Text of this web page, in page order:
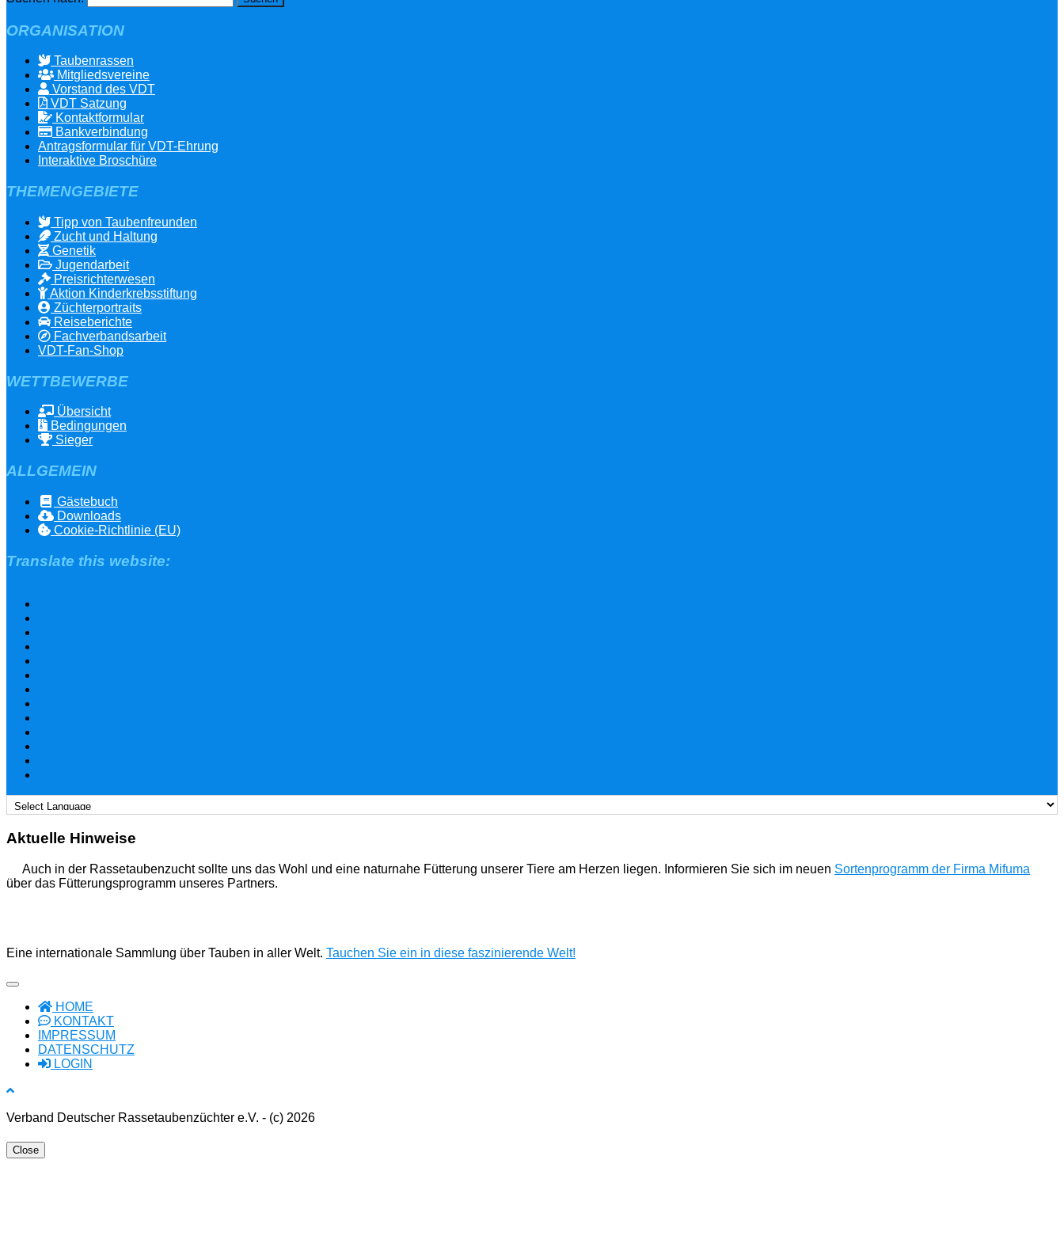
ORGANISATION
Taubenrassen
Mitgliedsvereine
Vorstand des VDT
VDT Satzung
Kontaktformular
Bankverbindung
Antragsformular für VDT-Ehrung
Interaktive Broschüre
THEMENGEBIETE
Tipp von Taubenfreunden
Zucht und Haltung
Genetik
Jugendarbeit
Preisrichterwesen
Aktion Kinderkrebsstiftung
Züchterportraits
Reiseberichte
Fachverbandsarbeit
VDT-Fan-Shop
WETTBEWERBE
Übersicht
Bedingungen
Sieger
ALLGEMEIN
Gästebuch
Downloads
Cookie-Richtlinie (EU)
Translate this website:
Aktuelle Hinweise
Auch in der Rassetaubenzucht sollte uns das Wohl und eine naturnahe Fütterung unserer Tiere am Herzen liegen. Informieren Sie sich im neuen Sortenprogramm der Firma Mifuma
über das Fütterungsprogramm unseres Partners.
Eine internationale Sammlung über Tauben in aller Welt. Tauchen Sie ein in diese faszinierende Welt!
HOME
KONTAKT
IMPRESSUM
DATENSCHUTZ
LOGIN
Verband Deutscher Rassetaubenzüchter e.V. - (c) 2026
Close